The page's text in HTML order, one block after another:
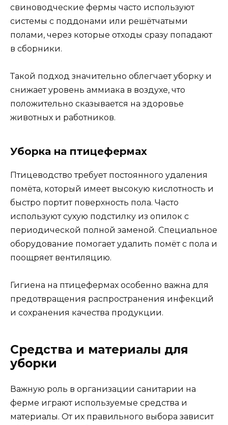
свиноводческие фермы часто используют
системы с поддонами или решётчатыми
полами, через которые отходы сразу попадают
в сборники.
Такой подход значительно облегчает уборку и
снижает уровень аммиака в воздухе, что
положительно сказывается на здоровье
животных и работников.
Уборка на птицефермах
Птицеводство требует постоянного удаления
помёта, который имеет высокую кислотность и
быстро портит поверхность пола. Часто
используют сухую подстилку из опилок с
периодической полной заменой. Специальное
оборудование помогает удалить помёт с пола и
поощряет вентиляцию.
Гигиена на птицефермах особенно важна для
предотвращения распространения инфекций
и сохранения качества продукции.
Средства и материалы для
уборки
Важную роль в организации санитарии на
ферме играют используемые средства и
материалы. От их правильного выбора зависит